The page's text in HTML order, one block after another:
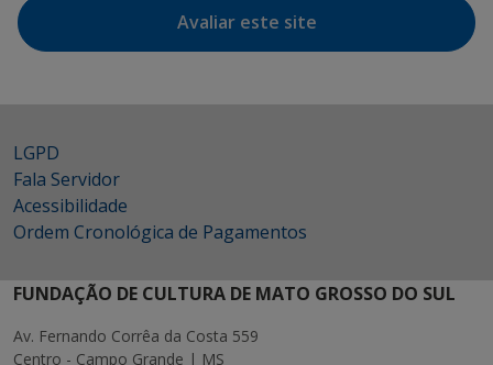
Avaliar este site
LGPD
Fala Servidor
Acessibilidade
Ordem Cronológica de Pagamentos
FUNDAÇÃO DE CULTURA DE MATO GROSSO DO SUL
Av. Fernando Corrêa da Costa 559
Centro - Campo Grande | MS